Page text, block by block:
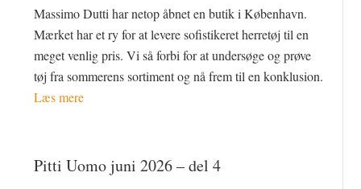
Massimo Dutti har netop åbnet en butik i København.
Mærket har et ry for at levere sofistikeret herretøj til en
meget venlig pris. Vi så forbi for at undersøge og prøve
tøj fra sommerens sortiment og nå frem til en konklusion.
Læs mere
Pitti Uomo juni 2026 – del 4